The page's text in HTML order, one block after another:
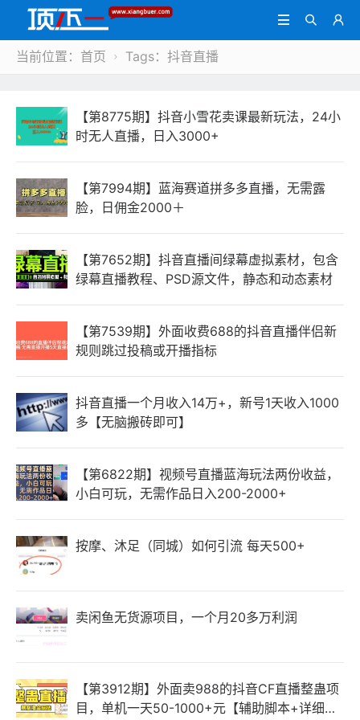



当前位置： 首页  Tags：抖音直播
【第8775期】抖音小雪花卖课最新玩法，24小
时无人直播，日入3000+
【第7994期】蓝海赛道拼多多直播，无需露
脸，日佣金2000＋
【第7652期】抖音直播间绿幕虚拟素材，包含
绿幕直播教程、PSD源文件，静态和动态素材
【第7539期】外面收费688的抖音直播伴侣新
规则跳过投稿或开播指标
抖音直播一个月收入14万+，新号1天收入1000
多【无脑搬砖即可】
【第6822期】视频号直播蓝海玩法两份收益，
小白可玩，无需作品日入200-2000+
按摩、沐足（同城）如何引流 每天500+
卖闲鱼无货源项目，一个月20多万利润
【第3912期】外面卖988的抖音CF直播整蛊项
目，单机一天50-1000+元【辅助脚本+详细教